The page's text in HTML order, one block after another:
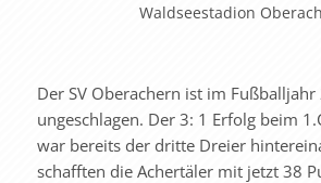
Waldseestadion
Der SV Oberachern ist im
ungeschlagen. Der 3: 1 Erfolg beim
war bereits der dritte Dreier
schafften die Achertäler mit jetzt 38